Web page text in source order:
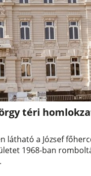
téri
látható a József
1968-ban